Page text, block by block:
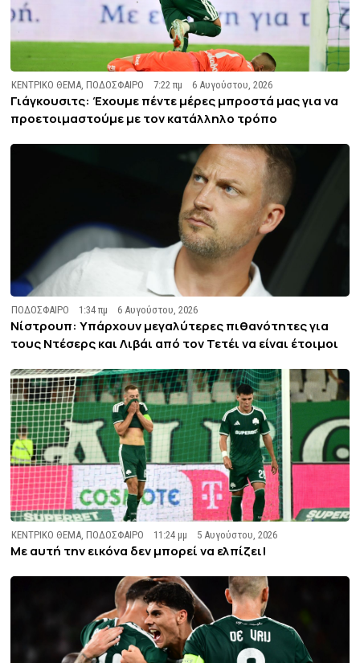
ΚΕΝΤΡΙΚΟ ΘΕΜΑ ,ΠΟΔΟΣΦΑΙΡΟ 7:22 πμ 6 Αυγούστου, 2026
Γιάγκουσιτς: Έχουμε πέντε μέρες μπροστά μας για να
προετοιμαστούμε με τον κατάλληλο τρόπο
ΠΟΔΟΣΦΑΙΡΟ 1:34 πμ 6 Αυγούστου, 2026
Νίστρουπ: Υπάρχουν μεγαλύτερες πιθανότητες για
τους Ντέσερς και Λιβάι από τον Τετέι να είναι έτοιμοι
ΚΕΝΤΡΙΚΟ ΘΕΜΑ ,ΠΟΔΟΣΦΑΙΡΟ 11:24 μμ 5 Αυγούστου, 2026
Με αυτή την εικόνα δεν μπορεί να ελπίζει!